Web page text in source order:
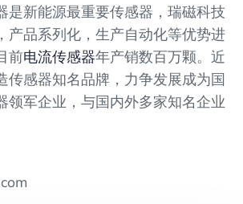
是新能源最重要传感器，瑞磁科技
产品系列化，生产自动化等优势进
前电流传感器年产销数百万颗。近
传感器知名品牌，力争发展成为国
领军企业，与国内外多家知名企业